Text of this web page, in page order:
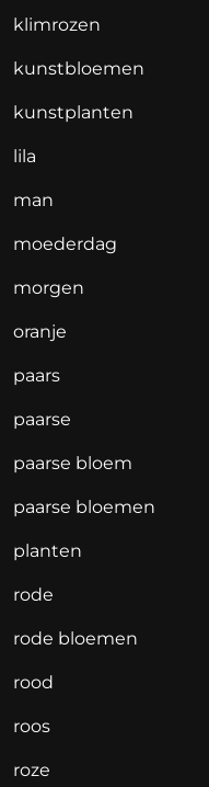
klimrozen
kunstbloemen
kunstplanten
lila
man
moederdag
morgen
oranje
paars
paarse
paarse bloem
paarse bloemen
planten
rode
rode bloemen
rood
roos
roze